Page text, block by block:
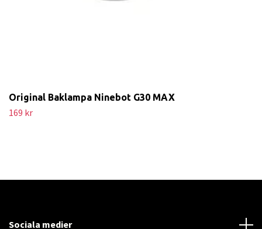
Original Baklampa Ninebot G30 MAX
169 kr
Sociala medier